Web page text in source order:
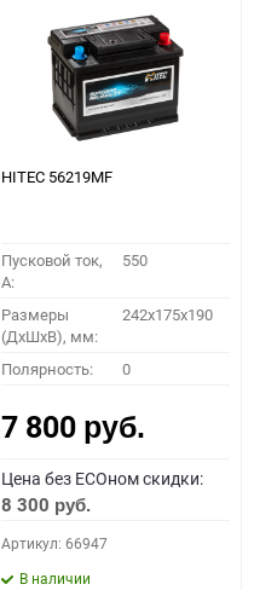
HITEC 56219MF
Пусковой ток,
A:
550
Размеры
(ДхШхВ), мм:
242x175x190
Полярность: 0
7 800 руб.
Цена без ECOном скидки:
8 300 руб.
Артикул: 66947
В наличии